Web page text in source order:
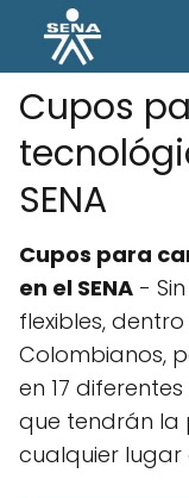
Cupos
SENA
Cupos para
en el SENA -
flexibles,
Colombianos,
en 17
que tendrán la
cualquier lugar